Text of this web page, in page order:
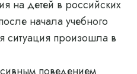
на детей в российских
начала учебного
ситуация произошла в